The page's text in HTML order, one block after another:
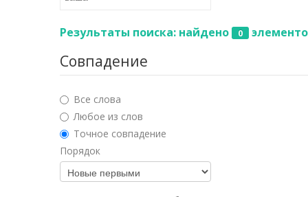
Результаты поиска: найдено 0
Совпадение
Все слова
Любое из слов
Точное совпадение
Порядок